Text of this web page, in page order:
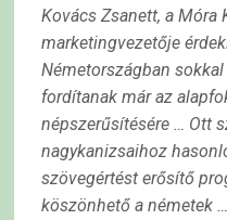
Kovács Zsanett, a Móra
marketingvezetője
Németországban
fordítanak már az
népszerűsítésére … Ott
nagykanizsaihoz
szövegértést erősítő
köszönhető a németek